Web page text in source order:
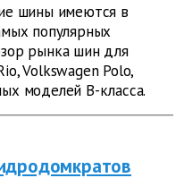
шины имеются в
популярных
рынка шин для
Volkswagen Polo,
моделей В-класса.